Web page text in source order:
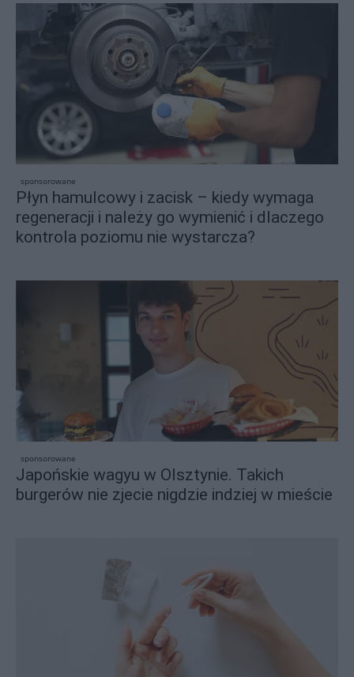
sponsorowane
Płyn hamulcowy i zacisk – kiedy wymaga
regeneracji i należy go wymienić i dlaczego
kontrola poziomu nie wystarcza?
sponsorowane
Japońskie wagyu w Olsztynie. Takich
burgerów nie zjecie nigdzie indziej w mieście